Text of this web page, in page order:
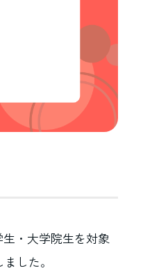
・大学院生を対象
した。